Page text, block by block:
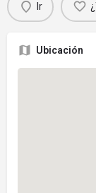
Ir
Ubicación